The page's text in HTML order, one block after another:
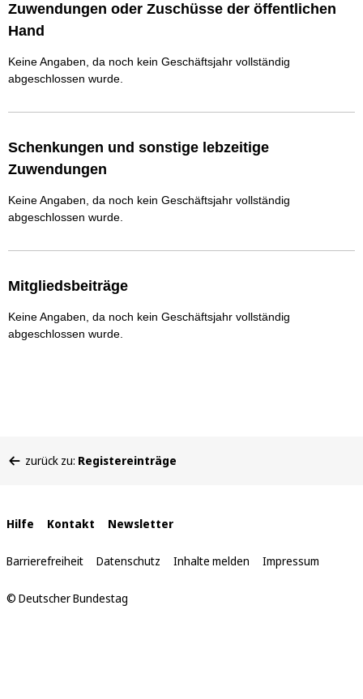
Zuwendungen oder Zuschüsse der öffentlichen
Hand
Keine Angaben, da noch kein Geschäftsjahr vollständig
abgeschlossen wurde.
Schenkungen und sonstige lebzeitige
Zuwendungen
Keine Angaben, da noch kein Geschäftsjahr vollständig
abgeschlossen wurde.
Mitgliedsbeiträge
Keine Angaben, da noch kein Geschäftsjahr vollständig
abgeschlossen wurde.
befinden
zurück zu: Registereinträge
Interne
Links
Hilfe Kontakt Newsletter
Barrierefreiheit Datenschutz Inhalte melden Impressum
© Deutscher Bundestag